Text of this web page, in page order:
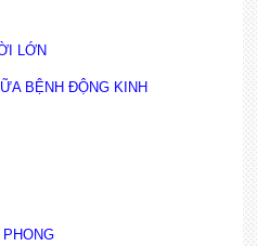
LỚN
BỆNH ĐỘNG KINH